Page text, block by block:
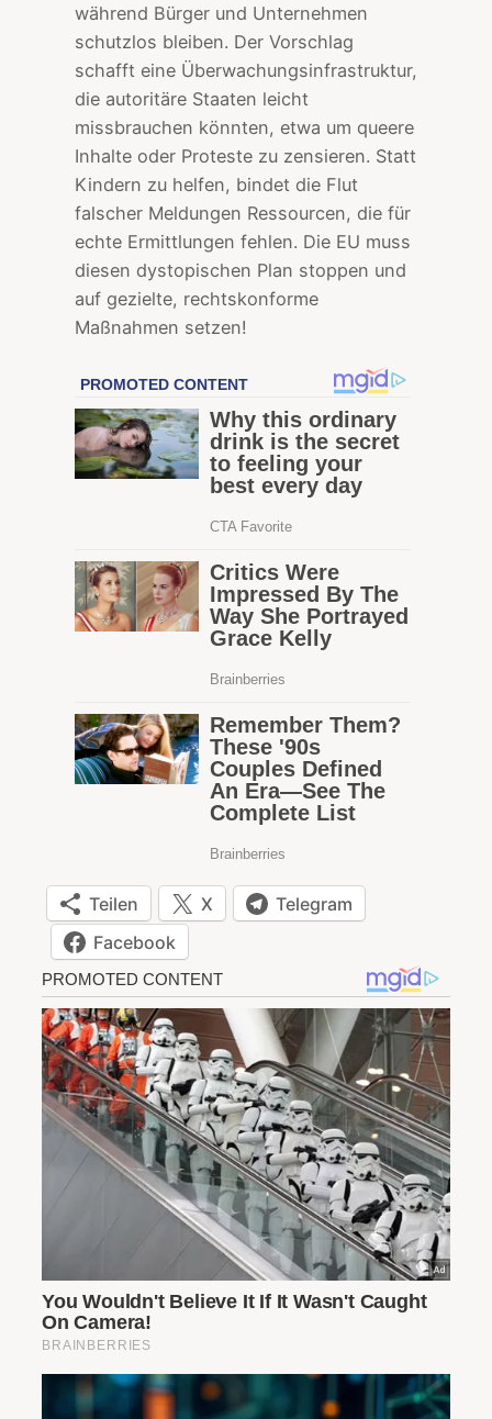
während Bürger und Unternehmen
schutzlos bleiben. Der Vorschlag
schafft eine Überwachungsinfrastruktur,
die autoritäre Staaten leicht
missbrauchen könnten, etwa um queere
Inhalte oder Proteste zu zensieren. Statt
Kindern zu helfen, bindet die Flut
falscher Meldungen Ressourcen, die für
echte Ermittlungen fehlen. Die EU muss
diesen dystopischen Plan stoppen und
auf gezielte, rechtskonforme
Maßnahmen setzen!
Teilen X
Telegram
Facebook